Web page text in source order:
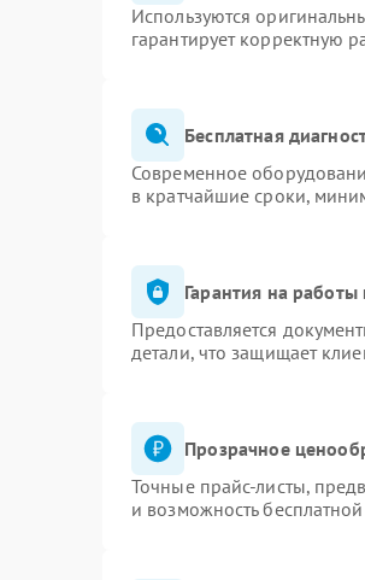
Используются
гарантирует корректную
Бесплатная
Современное
в кратчайшие сроки,
Гарантия на работы
Предоставляется
детали, что защищает
Прозрачное
Точные прайс-листы,
и возможность